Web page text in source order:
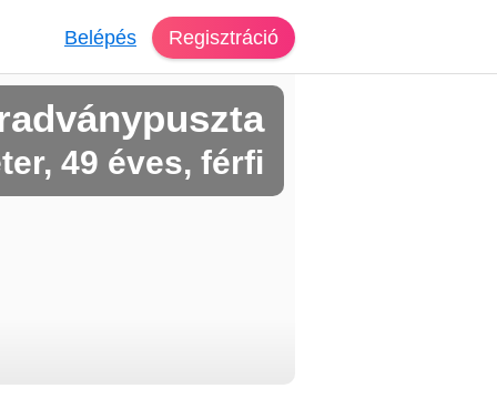
Belépés Regisztráció
49 éves, férfi